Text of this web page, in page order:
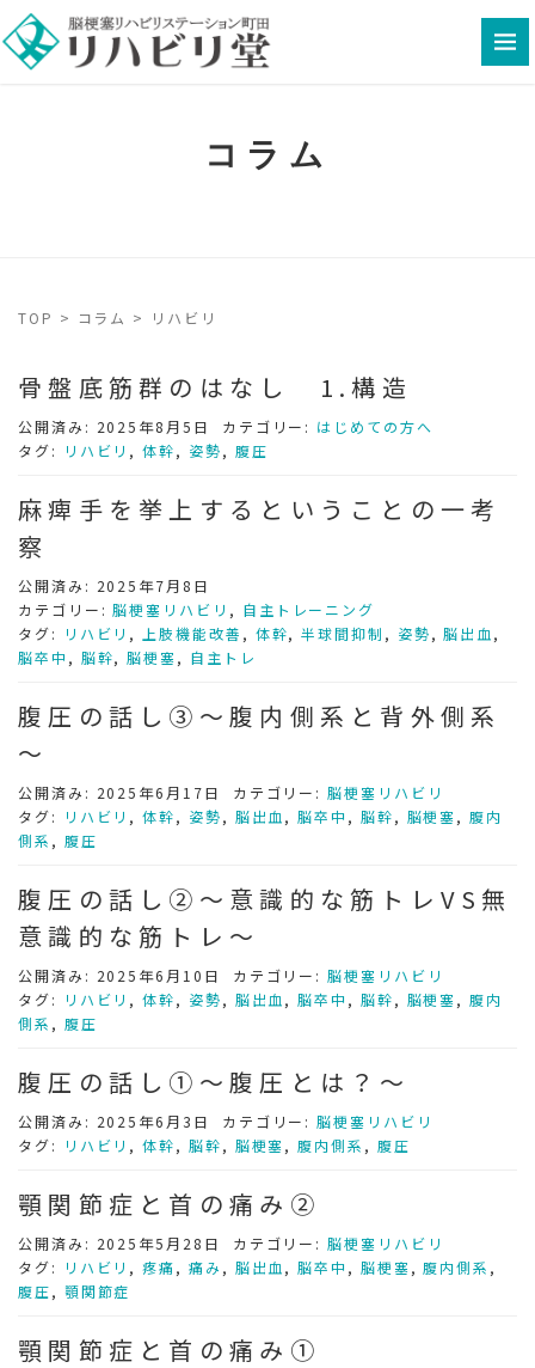
コラム
TOP > コラム > リハビリ
骨盤底筋群のはなし 1.構造
公開済み: 2025年8月5日 カテゴリー: はじめての方へ
タグ:
リハビリ ,体幹, 姿勢, 腹圧
麻痺手を挙上するということの一考
察
公開済み: 2025年7月8日
カテゴリー:脳梗塞リハビリ , 自主トレーニング
タグ:
リハビリ , 上肢機能改善 , 体幹,半球間抑制 , 姿勢,脳出血 ,
脳卒中 , 脳幹,脳梗塞, 自主トレ
腹圧の話し③～腹内側系と背外側系
～
公開済み: 2025年6月17日 カテゴリー:脳梗塞リハビリ
タグ:
リハビリ ,体幹, 姿勢, 脳出血 ,脳卒中 , 脳幹, 脳梗塞,腹内
側系 , 腹圧
腹圧の話し②～意識的な筋トレVS無
意識的な筋トレ～
公開済み: 2025年6月10日 カテゴリー:脳梗塞リハビリ
タグ:
リハビリ ,体幹, 姿勢, 脳出血 ,脳卒中 , 脳幹, 脳梗塞,腹内
側系 , 腹圧
腹圧の話し①～腹圧とは？～
公開済み: 2025年6月3日 カテゴリー:脳梗塞リハビリ
タグ:
リハビリ ,体幹, 脳幹, 脳梗塞,腹内側系 , 腹圧
顎関節症と首の痛み②
公開済み: 2025年5月28日 カテゴリー:脳梗塞リハビリ
タグ:
リハビリ ,疼痛, 痛み , 脳出血 ,脳卒中 , 脳梗塞,腹内側系 ,
腹圧, 顎関節症
顎関節症と首の痛み①